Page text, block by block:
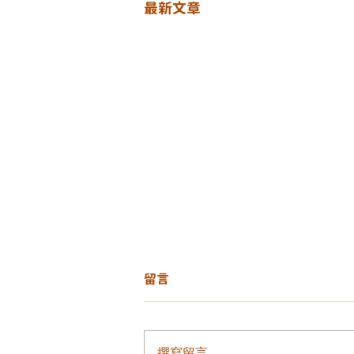
最新文章
留言